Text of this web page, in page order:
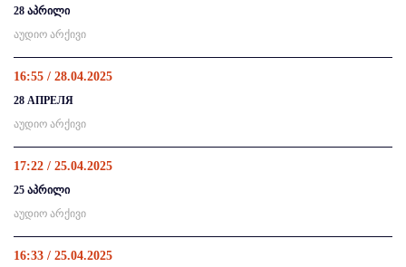
28 აპრილი
აუდიო არქივი
16:55 / 28.04.2025
28 АПРЕЛЯ
აუდიო არქივი
17:22 / 25.04.2025
25 აპრილი
აუდიო არქივი
16:33 / 25.04.2025